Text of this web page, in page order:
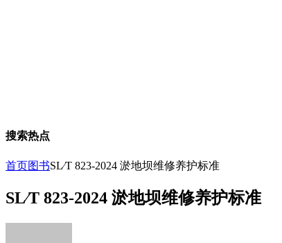
搜索热点
首页图书SL∕T 823-2024 淤地坝维修养护标准
SL∕T 823-2024 淤地坝维修养护标准